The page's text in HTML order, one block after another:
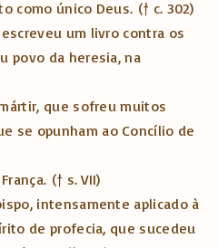
como único Deus. († c. 302)
um livro contra os
povo da heresia, na
que sofreu muitos
se opunham ao Concílio de
(† s. VII)
intensamente aplicado à
de profecia, que sucedeu